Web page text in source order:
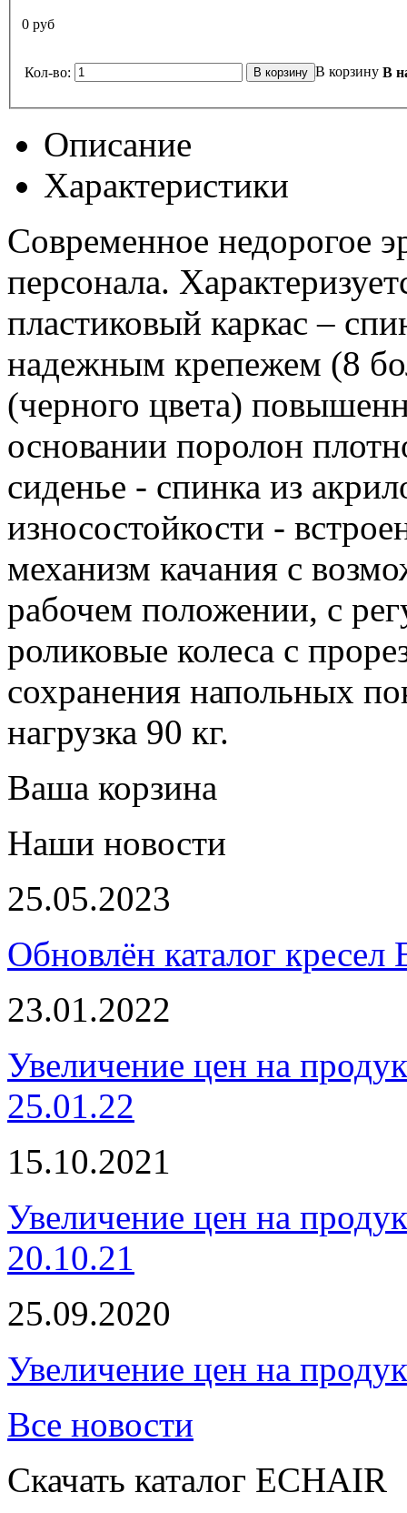
0 руб
Кол-во: В корзину В
Описание
Характеристики
Современное недорогое
персонала.
пластиковый каркас –
надежным крепежем (8
(черного цвета)
основании поролон
сиденье - спинка из
износостойкости -
механизм качания с
рабочем положении, с
роликовые колеса с
сохранения напольных
нагрузка 90 кг.
Ваша корзина
Наши новости
25.05.2023
Обновлён каталог кресел
23.01.2022
Увеличение цен на
25.01.22
15.10.2021
Увеличение цен на
20.10.21
25.09.2020
Увеличение цен на
Все новости
Скачать каталог ECHAIR